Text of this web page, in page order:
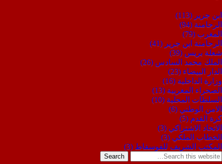
ابن جرير (113)
الرحامنة (94)
المغرب (79)
الرحامنة ابن جرير (41)
شعلة بريس (39)
الملك محمد السادس (26)
الدار البيضاء (23)
وزارة الداخلية (16)
الصحراء المغربية (13)
السلطات المحلية (10)
الامن الوطني (6)
كرة القدم (5)
الاتحاد الاشتراكي (3)
الخطاب الملكي (3)
المكتب الشريف للفوسفاط (3)
Search